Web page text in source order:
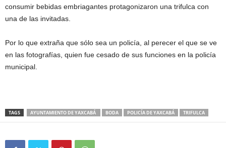
consumir bebidas embriagantes protagonizaron una trifulca con
una de las invitadas.
Por lo que extraña que sólo sea un policía, al perecer el que se ve
en las fotografías, quien fue cesado de sus funciones en la policía
municipal.
TAGS AYUNTAMIENTO DE YAXCABÁ BODA POLICÍA DE YAXCABÁ TRIFULCA